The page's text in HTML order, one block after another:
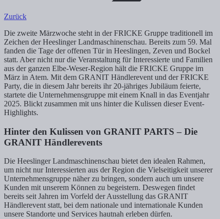
Zurück
Die zweite Märzwoche steht in der FRICKE Gruppe traditionell im
Zeichen der Heeslinger Landmaschinenschau. Bereits zum 59. Mal
fanden die Tage der offenen Tür in Heeslingen, Zeven und Bockel
statt. Aber nicht nur die Veranstaltung für Interessierte und Familien
aus der ganzen Elbe-Weser-Region hält die FRICKE Gruppe im
März in Atem. Mit dem GRANIT Händlerevent und der FRICKE
Party, die in diesem Jahr bereits ihr 20-jähriges Jubiläum feierte,
startete die Unternehmensgruppe mit einem Knall in das Eventjahr
2025. Blickt zusammen mit uns hinter die Kulissen dieser Event-
Highlights.
Hinter den Kulissen von GRANIT PARTS – Die
GRANIT Händlerevents
Die Heeslinger Landmaschinenschau bietet den idealen Rahmen,
um nicht nur Interessierten aus der Region die Vielseitigkeit unserer
Unternehmensgruppe näher zu bringen, sondern auch um unsere
Kunden mit unserem Können zu begeistern. Deswegen findet
bereits seit Jahren im Vorfeld der Ausstellung das GRANIT
Händlerevent statt, bei dem nationale und internationale Kunden
unsere Standorte und Services hautnah erleben dürfen.